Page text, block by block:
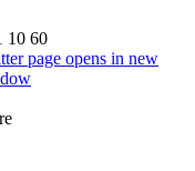
10 60
page opens in new